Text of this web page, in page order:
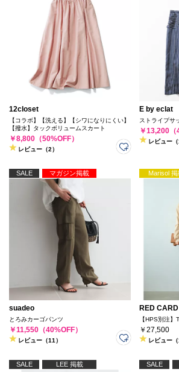
12closet
【コラボ】【洗える】【シワになりにくい】
【撥水】タックボリュームスカート
￥8,800（50%OFF）
レビュー（2）
E by eclat
ストライプサ
￥13,200（
レビュー（
SALE マガジン掲載
suadeo
とろみカーゴパンツ
￥11,550（40%OFF）
レビュー（11）
Marisol 掲
RED
【HPS別注】
￥27,500
レビュー（
SALE LEE 掲載 SALE